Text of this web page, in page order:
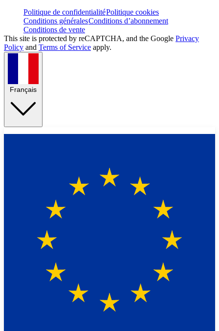
Politique de confidentialitéPolitique cookies
Conditions généralesConditions d’abonnement
Conditions de vente
This site is protected by reCAPTCHA, and the Google Privacy
Policy and Terms of Service apply.
Français